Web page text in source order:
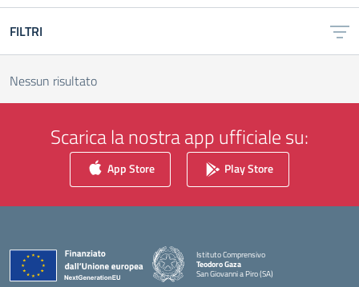
FILTRI
Nessun risultato
Scarica la nostra app ufficiale su:
App Store Play Store
Istituto Comprensivo
Teodoro Gaza
San Giovanni a Piro (SA)